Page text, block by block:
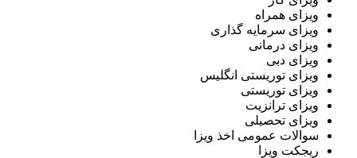
همراه
سرمایه گذاری
درمانی
دبی
توریستی انگلیس
توریستی
ترانزیت
تحصیلی
عمومی اخذ ویزا
ویزا